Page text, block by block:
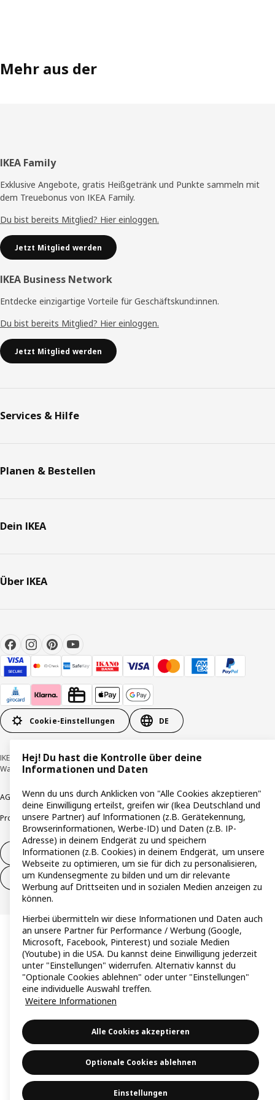
Traumbad.“
Mehr aus der
Fußzeile
IKEA Family
Exklusive Angebote, gratis Heißgetränk und Punkte sammeln mit
dem Treuebonus von IKEA Family.
Du bist bereits Mitglied? Hier einloggen.
Jetzt Mitglied werden
IKEA Business Network
Entdecke einzigartige Vorteile für Geschäftskund:innen.
Du bist bereits Mitglied? Hier einloggen.
Jetzt Mitglied werden
Services & Hilfe
Planen & Bestellen
Dein IKEA
Über IKEA
Cookie-Einstellungen DE
IKEA Deutschland GmbH & Co. KG - Am Wandersmann 2-4, 65719 Hofheim-
Wallau © Inter IKEA Systems B.V. 1999-2026
AGB BarrierefreiheitCookie-RichtlinieDatenschutzerklärungImpressum
ProduktrückrufeResponsible DisclosureVertrauensstelle
Vertrag widerrufen
Vertrag widerrufen (Services & Leistungen)
Hej! Du hast die Kontrolle über deine
Informationen und Daten
Wenn du uns durch Anklicken von "Alle Cookies akzeptieren"
deine Einwilligung erteilst, greifen wir (Ikea Deutschland und
unsere Partner) auf Informationen (z.B. Gerätekennung,
Browserinformationen, Werbe-ID) und Daten (z.B. IP-
Adresse) in deinem Endgerät zu und speichern
Informationen (z.B. Cookies) in deinem Endgerät, um unsere
Webseite zu optimieren, um sie für dich zu personalisieren,
um Kundensegmente zu bilden und um dir relevante
Werbung auf Drittseiten und in sozialen Medien anzeigen zu
können.
Hierbei übermitteln wir diese Informationen und Daten auch
an unsere Partner für Performance / Werbung (Google,
Microsoft, Facebook, Pinterest) und soziale Medien
(Youtube) in die USA. Du kannst deine Einwilligung jederzeit
unter "Einstellungen" widerrufen. Alternativ kannst du
"Optionale Cookies ablehnen" oder unter "Einstellungen"
eine individuelle Auswahl treffen.
Weitere Informationen
Alle Cookies akzeptieren
Optionale Cookies ablehnen
Einstellungen